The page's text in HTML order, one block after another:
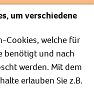
um verschiedene
Cookies, welche für
benötigt und nach
werden. Mit dem
erlauben Sie z.B.